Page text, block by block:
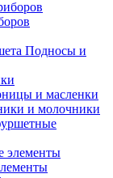
Подносы и
и масленки
и молочники